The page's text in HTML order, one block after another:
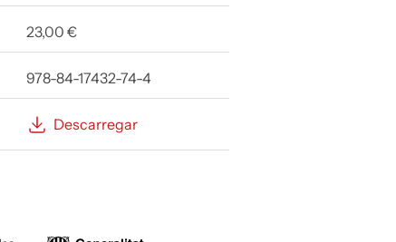
23,00 €
978-84-17432-74-4
Descarregar